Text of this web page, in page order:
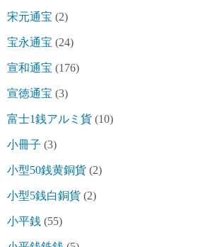
宋元通宝 (2)
宝永通宝 (24)
宣和通宝 (176)
宣徳通宝 (3)
富士1銭アルミ貨 (10)
小冊子 (3)
小型50銭黄銅貨 (2)
小型5銭白銅貨 (2)
小平銭 (55)